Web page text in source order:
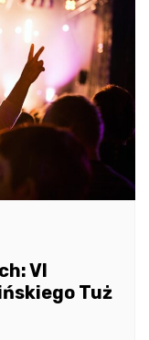
VI
Tuż